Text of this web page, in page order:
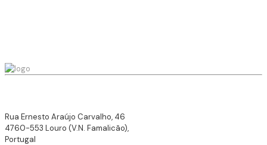
Rua Ernesto Araújo Carvalho, 46
4760-553 Louro (V.N. Famalicão),
Portugal